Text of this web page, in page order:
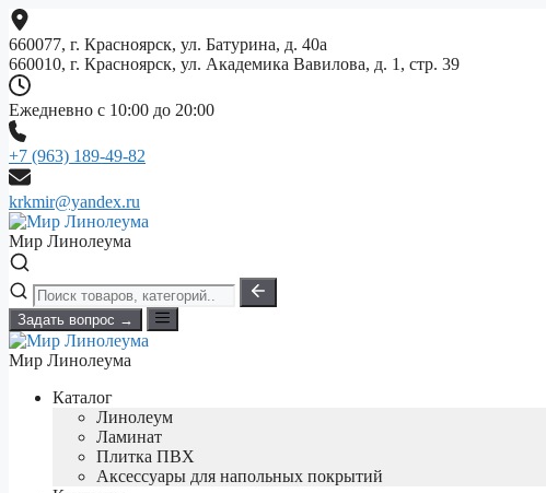
Перейти
к
содержимому
660077, г. Красноярск, ул. Батурина, д. 40а
660010, г. Красноярск, ул. Академика Вавилова, д. 1, стр. 39
Ежедневно с 10:00 до 20:00
+7 (963) 189-49-82
krkmir@yandex.ru
Мир Линолеума
Задать вопрос →
Мир Линолеума
Каталог
Линолеум
Ламинат
Плитка ПВХ
Аксессуары для напольных покрытий